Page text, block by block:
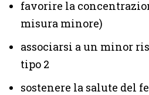
favorire la
misura minore)
associarsi a un minor
tipo 2
sostenere la salute del